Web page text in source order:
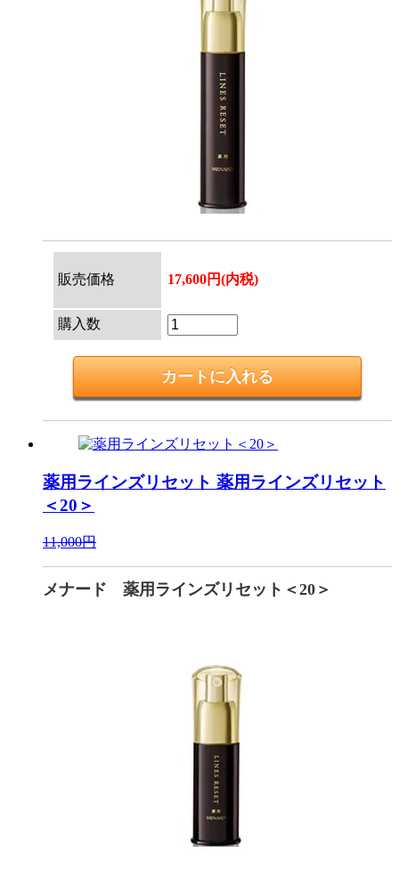
販売価格 17,600円(内税)
購入数
薬用ラインズリセット 薬用ラインズリセット
＜20＞
11,000円
メナード 薬用ラインズリセット＜20＞